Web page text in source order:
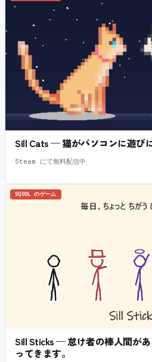
Sill Cats — 猫がパソコンに遊び
Steam にて無料配信中
SQOOL のゲーム
Sill Sticks — 怠け者の棒人間が
ってきます。